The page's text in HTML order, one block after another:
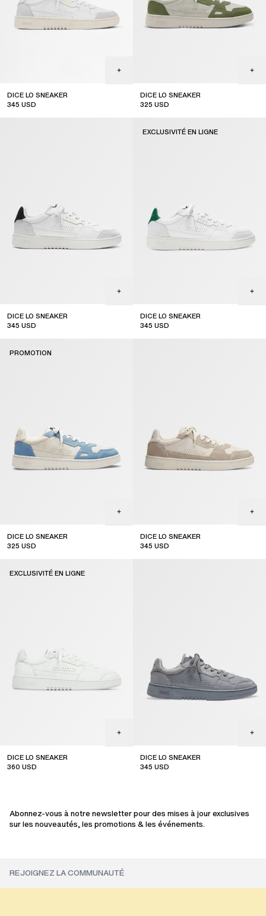
DICE LO SNEAKER
345 USD
DICE LO SNEAKER
325 USD
DICE LO SNEAKER
345 USD
DICE LO SNEAKER
345 USD
EXCLUSIVITÉ EN LIGNE
DICE LO SNEAKER
325 USD
PROMOTION
DICE LO SNEAKER
345 USD
DICE LO SNEAKER
360 USD
EXCLUSIVITÉ EN LIGNE
DICE LO SNEAKER
345 USD
Abonnez-vous à notre newsletter pour des mises à jour exclusives
sur les nouveautés, les promotions & les événements.